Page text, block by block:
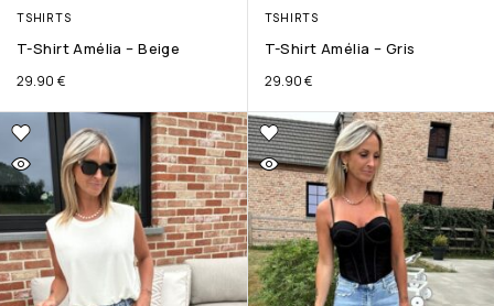
TSHIRTS
T-Shirt Amélia – Beige
29.90 €
TSHIRTS
T-Shirt Amélia – Gris
29.90€